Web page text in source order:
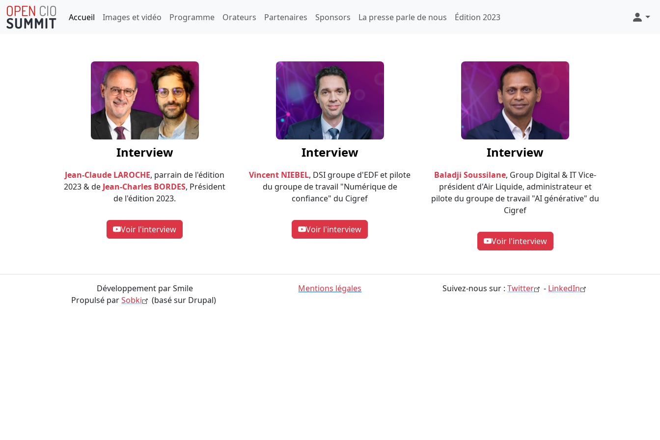
Aller au contenu principalNavigation principale
Accueil Images et vidéo Programme Orateurs Partenaires Sponsors La presse parle de nous Édition 2023
Interview
Jean-Claude LAROCHE, parrain de l'édition
2023 & de Jean-Charles BORDES, Président
de l'édition 2023.
Voir l'interview
Interview
Vincent NIEBEL, DSI groupe d'EDF et pilote
du groupe de travail "Numérique de
confiance" du Cigref
Voir l'interview
Interview
Baladji Soussilane, Group Digital & IT Vice-
président d'Air Liquide, administrateur et
pilote du groupe de travail "AI générative" du
Cigref
Voir l'interview
Développement par Smile
Propulsé parSobki (basé sur Drupal)
Mentions légales Suivez-nous sur :Twitter - LinkedIn